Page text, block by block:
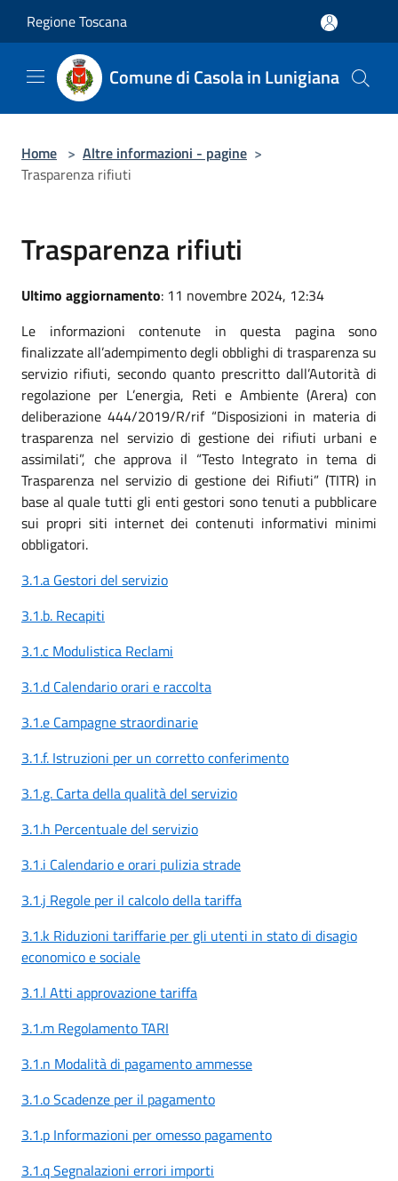
Regione Toscana
Comune di Casola in Lunigiana
Home > Altre informazioni - pagine >
Trasparenza rifiuti
Trasparenza rifiuti
Ultimo aggiornamento: 11 novembre 2024, 12:34
Le informazioni contenute in questa pagina sono
finalizzate all’adempimento degli obblighi di trasparenza su
servizio rifiuti, secondo quanto prescritto dall’Autorità di
regolazione per L’energia, Reti e Ambiente (Arera) con
deliberazione 444/2019/R/rif “Disposizioni in materia di
trasparenza nel servizio di gestione dei rifiuti urbani e
assimilati”, che approva il “Testo Integrato in tema di
Trasparenza nel servizio di gestione dei Rifiuti” (TITR) in
base al quale tutti gli enti gestori sono tenuti a pubblicare
sui propri siti internet dei contenuti informativi minimi
obbligatori.
3.1.a Gestori del servizio
3.1.b. Recapiti
3.1.c Modulistica Reclami
3.1.d Calendario orari e raccolta
3.1.e Campagne straordinarie
3.1.f. Istruzioni per un corretto conferimento
3.1.g. Carta della qualità del servizio
3.1.h Percentuale del servizio
3.1.i Calendario e orari pulizia strade
3.1.j Regole per il calcolo della tariffa
3.1.k Riduzioni tariffarie per gli utenti in stato di disagio
economico e sociale
3.1.l Atti approvazione tariffa
3.1.m Regolamento TARI
3.1.n Modalità di pagamento ammesse
3.1.o Scadenze per il pagamento
3.1.p Informazioni per omesso pagamento
3.1.q Segnalazioni errori importi